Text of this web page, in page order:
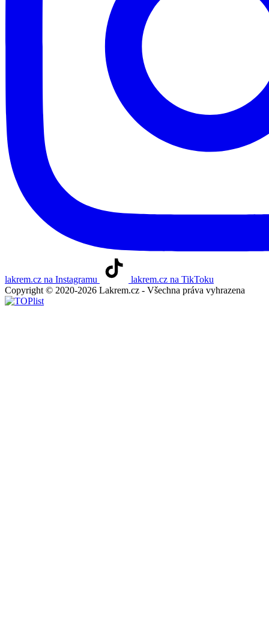
lakrem.cz na Instagramu
lakrem.cz na TikToku
Copyright © 2020-2026 Lakrem.cz - Všechna práva vyhrazena